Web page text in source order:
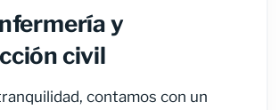
y
civil
contamos con un